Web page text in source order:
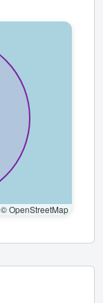
© OpenStreetMap